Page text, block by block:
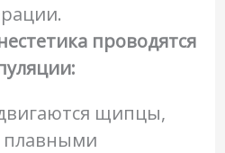
проводятся
щипцы,
плавными